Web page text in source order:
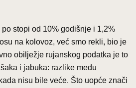
stopi od 10% godišnje i 1,2%
na kolovoz, već smo rekli, bio je
obilježje rujanskog podatka je to
i jabuka: razlike među
nisu bile veće. Što uopće znači